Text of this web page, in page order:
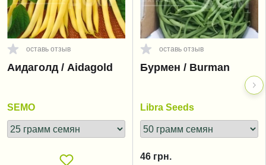
оставь отзыв
Аидаголд / Aidagold
SEMO
оставь отзыв
Бурмен / Burman
Libra Seeds
46 грн.